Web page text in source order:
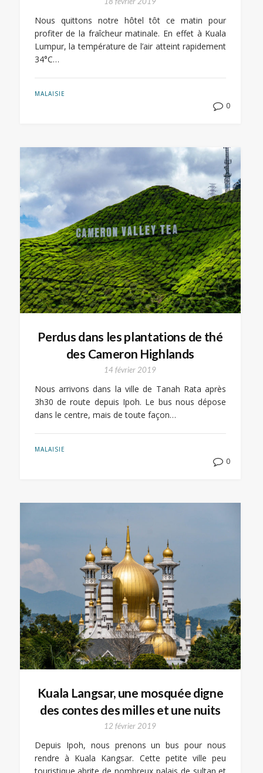
Nous quittons notre hôtel tôt ce matin pour
profiter de la fraîcheur matinale. En effet à Kuala
Lumpur, la température de l’air atteint rapidement
34°C…
MALAISIE
0
Perdus dans les plantations de thé
des Cameron Highlands
14 février 2019
Nous arrivons dans la ville de Tanah Rata après
3h30 de route depuis Ipoh. Le bus nous dépose
dans le centre, mais de toute façon…
MALAISIE
0
Kuala Langsar, une mosquée digne
des contes des milles et une nuits
12 février 2019
Depuis Ipoh, nous prenons un bus pour nous
rendre à Kuala Kangsar. Cette petite ville peu
touristique abrite de nombreux palais de sultan et